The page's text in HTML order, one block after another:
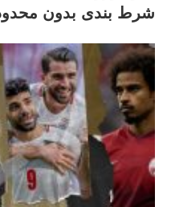
شرط بندی بدون